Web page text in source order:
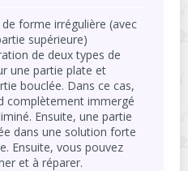
forme irrégulière (avec
supérieure)
de deux types de
une partie plate et
bouclée. Dans ce cas,
complètement immergé
Ensuite, une partie
dans une solution forte
Ensuite, vous pouvez
et à réparer.